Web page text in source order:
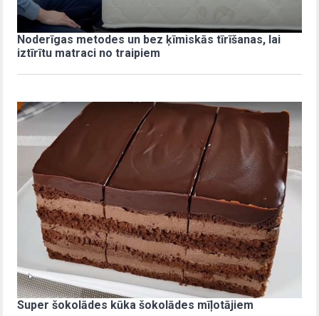
Noderīgas metodes un bez ķīmiskās tīrīšanas, lai
iztīrītu matraci no traipiem
Super šokolādes kūka šokolādes mīļotājiem